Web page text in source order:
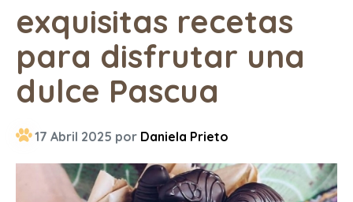
exquisitas recetas
para disfrutar una
dulce Pascua
17 Abril 2025 por Daniela Prieto